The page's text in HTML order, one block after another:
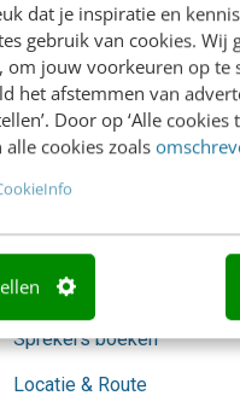
dat je inspiratie en
gebruik van cookies.
om jouw voorkeuren op
het afstemmen van
Door op ‘Alle
alle cookies zoals
Academy
Agenda
Mastercourses
Trainingen
Incompany
Sprekers boeken
Locatie & Route